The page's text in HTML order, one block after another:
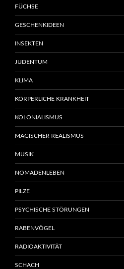
FÜCHSE
GESCHENKIDEEN
INSEKTEN
JUDENTUM
KLIMA
KÖRPERLICHE KRANKHEIT
KOLONIALISMUS
MAGISCHER REALISMUS
MUSIK
NOMADENLEBEN
PILZE
PSYCHISCHE STÖRUNGEN
RABENVÖGEL
RADIOAKTIVITÄT
SCHACH